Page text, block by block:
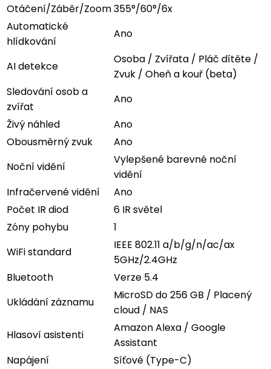
Otáčení/Záběr/Zoom355°/60°/6x
Automatické
hlídkování
Ano
AI detekce
Osoba / Zvířata / Pláč dítěte /
Zvuk / Oheň a kouř (beta)
Sledování osob a
zvířat
Ano
Živý náhled
Ano
Obousměrný zvuk
Ano
Noční vidění
Vylepšené barevné noční
vidění
Infračervené vidění
Ano
Počet IR diod
6 IR světel
Zóny pohybu
1
WiFi standard
IEEE 802.11 a/b/g/n/ac/ax
5GHz/2.4GHz
Bluetooth
Verze 5.4
Ukládání záznamu
MicroSD do 256 GB / Placený
cloud / NAS
Hlasoví asistenti
Amazon Alexa / Google
Assistant
Napájení
Síťové (Type-C)